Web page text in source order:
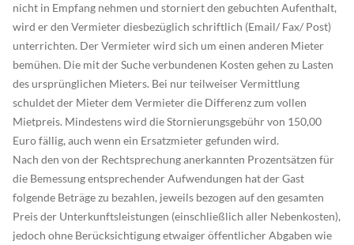
nicht in Empfang nehmen und storniert den gebuchten Aufenthalt,
wird er den Vermieter diesbezüglich schriftlich (Email/ Fax/ Post)
unterrichten. Der Vermieter wird sich um einen anderen Mieter
bemühen. Die mit der Suche verbundenen Kosten gehen zu Lasten
des ursprünglichen Mieters. Bei nur teilweiser Vermittlung
schuldet der Mieter dem Vermieter die Differenz zum vollen
Mietpreis. Mindestens wird die Stornierungsgebühr von 150,00
Euro fällig, auch wenn ein Ersatzmieter gefunden wird.
Nach den von der Rechtsprechung anerkannten Prozentsätzen für
die Bemessung entsprechender Aufwendungen hat der Gast
folgende Beträge zu bezahlen, jeweils bezogen auf den gesamten
Preis der Unterkunftsleistungen (einschließlich aller Nebenkosten),
jedoch ohne Berücksichtigung etwaiger öffentlicher Abgaben wie